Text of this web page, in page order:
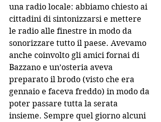
una radio locale: abbiamo chiesto ai
cittadini di sintonizzarsi e mettere
le radio alle finestre in modo da
sonorizzare tutto il paese. Avevamo
anche coinvolto gli amici fornai di
Bazzano e un’osteria aveva
preparato il brodo (visto che era
gennaio e faceva freddo) in modo da
poter passare tutta la serata
insieme. Sempre quel giorno alcuni